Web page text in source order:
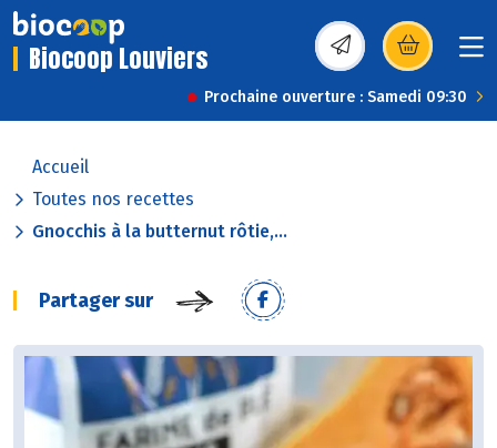
Biocoop Louviers (s’ouvre dans une
Prochaine ouverture : Samedi 09:30
Accueil
Toutes nos recettes
Gnocchis à la butternut rôtie,...
Partager sur